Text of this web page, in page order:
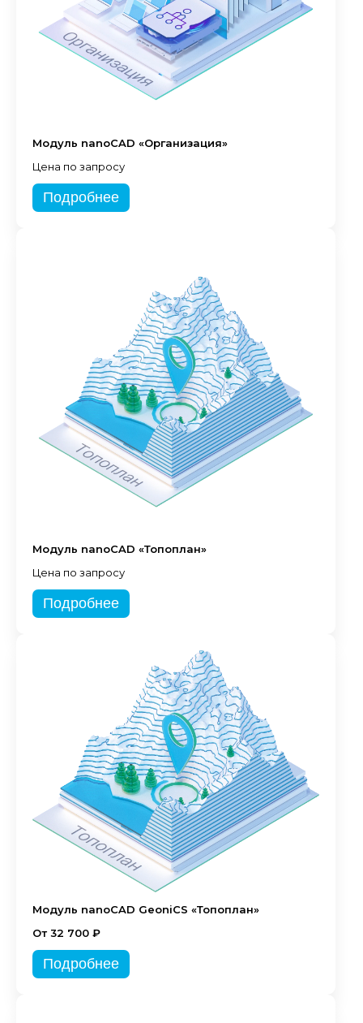
Модуль nanoCAD «Организация»
Цена по запросу
Подробнее
Модуль nanoCAD «Топоплан»
Цена по запросу
Подробнее
Модуль nanoCAD GeoniCS «Топоплан»
От 32 700 ₽
Подробнее